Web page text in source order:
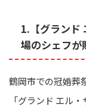
1.【グランド
場のシェフが
鶴岡市での冠婚葬
「グランド エル